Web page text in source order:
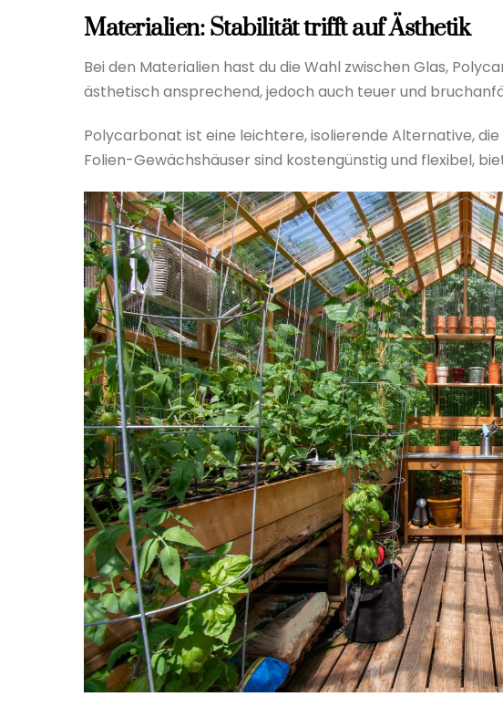
Materialien: Stabilität trifft auf Ästhetik
Bei den Materialien hast du die Wahl zwischen Glas,
ästhetisch ansprechend, jedoch auch teuer und
Polycarbonat ist eine leichtere, isolierende Alternative,
Folien-Gewächshäuser sind kostengünstig und flexibel,